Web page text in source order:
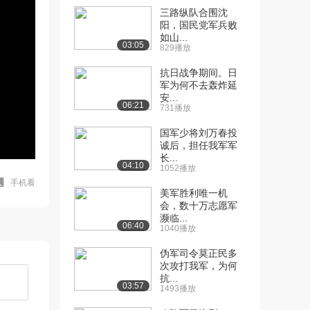
手机看
03:05
三路纵队合围沈
阳，国民党军兵败
如山...
829播放
06:21
抗日战争期间。日
军为何不去轰炸延
安...
731播放
04:10
国军少将刘万春投
诚后，担任我军军
长...
1052播放
06:40
美军胜利唯一机
会，数十万志愿军
濒临...
1040播放
03:57
伪军司令莫正民多
次攻打我军，为何
抗...
1493播放